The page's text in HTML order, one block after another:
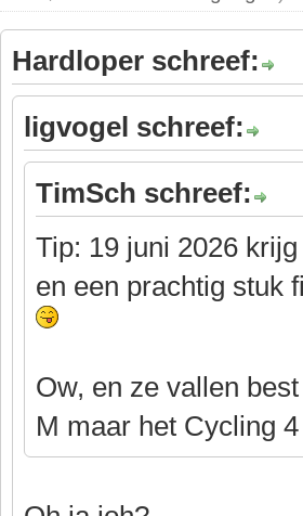
Hardloper schreef:
ligvogel schreef:
TimSch schreef:
Tip: 19 juni 2026
en een prachtig stuk
Ow, en ze vallen
M maar het Cycling